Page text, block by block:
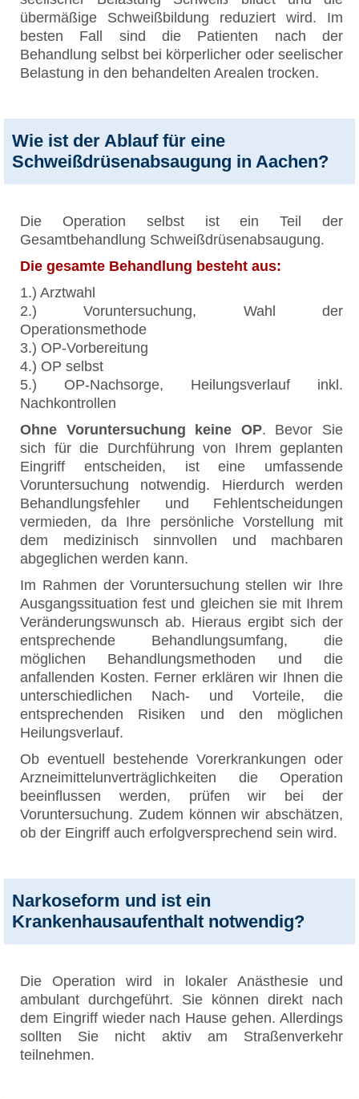
übermäßige Schweißbildung reduziert wird. Im
besten Fall sind die Patienten nach der
Behandlung selbst bei körperlicher oder seelischer
Belastung in den behandelten Arealen trocken.
Wie ist der Ablauf für eine
Schweißdrüsenabsaugung in Aachen?
Die Operation selbst ist ein Teil der
Gesamtbehandlung Schweißdrüsenabsaugung.
Die gesamte Behandlung besteht aus:
1.) Arztwahl
2.) Voruntersuchung, Wahl der
Operationsmethode
3.) OP-Vorbereitung
4.) OP selbst
5.) OP-Nachsorge, Heilungsverlauf inkl.
Nachkontrollen
Ohne Voruntersuchung keine OP. Bevor Sie
sich für die Durchführung von Ihrem geplanten
Eingriff entscheiden, ist eine umfassende
Voruntersuchung notwendig. Hierdurch werden
Behandlungsfehler und Fehlentscheidungen
vermieden, da Ihre persönliche Vorstellung mit
dem medizinisch sinnvollen und machbaren
abgeglichen werden kann.
Im Rahmen der Voruntersuchung stellen wir Ihre
Ausgangssituation fest und gleichen sie mit Ihrem
Veränderungswunsch ab. Hieraus ergibt sich der
entsprechende Behandlungsumfang, die
möglichen Behandlungsmethoden und die
anfallenden Kosten. Ferner erklären wir Ihnen die
unterschiedlichen Nach- und Vorteile, die
entsprechenden Risiken und den möglichen
Heilungsverlauf.
Ob eventuell bestehende Vorerkrankungen oder
Arzneimittelunverträglichkeiten die Operation
beeinflussen werden, prüfen wir bei der
Voruntersuchung. Zudem können wir abschätzen,
ob der Eingriff auch erfolgversprechend sein wird.
Narkoseform und ist ein
Krankenhausaufenthalt notwendig?
Die Operation wird in lokaler Anästhesie und
ambulant durchgeführt. Sie können direkt nach
dem Eingriff wieder nach Hause gehen. Allerdings
sollten Sie nicht aktiv am Straßenverkehr
teilnehmen.